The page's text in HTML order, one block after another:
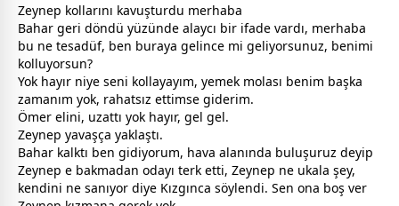
Zeynep kollarını kavuşturdu merhaba
Bahar geri döndü yüzünde alaycı bir ifade vardı, merhaba
bu ne tesadüf, ben buraya gelince mi geliyorsunuz, benimi
kolluyorsun?
Yok hayır niye seni kollayayım, yemek molası benim başka
zamanım yok, rahatsız ettimse giderim.
Ömer elini, uzattı yok hayır, gel gel.
Zeynep yavaşça yaklaştı.
Bahar kalktı ben gidiyorum, hava alanında buluşuruz deyip
Zeynep e bakmadan odayı terk etti, Zeynep ne ukala şey,
kendini ne sanıyor diye Kızgınca söylendi. Sen ona boş ver